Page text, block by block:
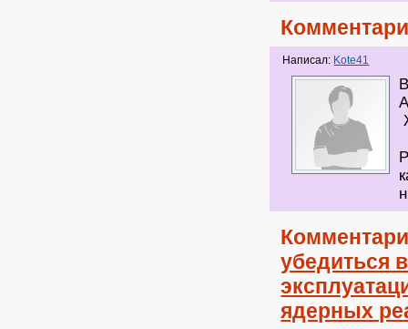
Написал: Kote41
убедиться
ядерных